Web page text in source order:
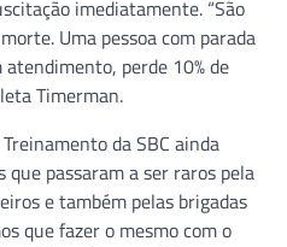
imediatamente. “São
Uma pessoa com parada
perde 10% de
Timerman.
da SBC ainda
passaram a ser raros pela
e também pelas brigadas
que fazer o mesmo com o